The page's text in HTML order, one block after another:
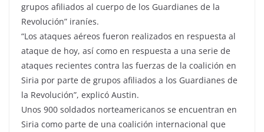
grupos afiliados al cuerpo de los Guardianes de la
Revolución” iraníes.
“Los ataques aéreos fueron realizados en respuesta al
ataque de hoy, así como en respuesta a una serie de
ataques recientes contra las fuerzas de la coalición en
Siria por parte de grupos afiliados a los Guardianes de
la Revolución”, explicó Austin.
Unos 900 soldados norteamericanos se encuentran en
Siria como parte de una coalición internacional que